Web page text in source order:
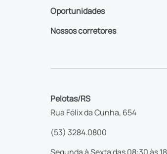
Oportunidades
Nossos corretores
Pelotas/RS
Rua Félix da Cunha, 654
(53) 3284.0800